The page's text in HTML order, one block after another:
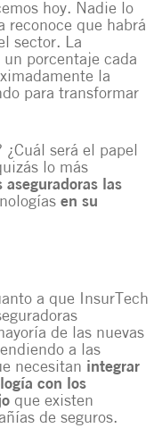
hoy. Nadie lo
reconoce que habrá
sector. La
porcentaje cada
la
para transformar
¿Cuál será el papel
lo más
aseguradoras las
en su
a que InsurTech
de las nuevas
a las
necesitan integrar
con los
que existen
de seguros.